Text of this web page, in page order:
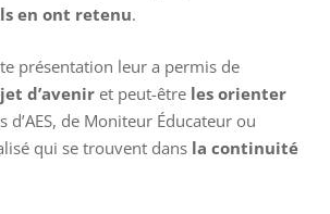
en ont retenu.
présentation leur a permis de
d’avenir et peut-être les orienter
d’AES, de Moniteur Éducateur ou
qui se trouvent dans la continuité